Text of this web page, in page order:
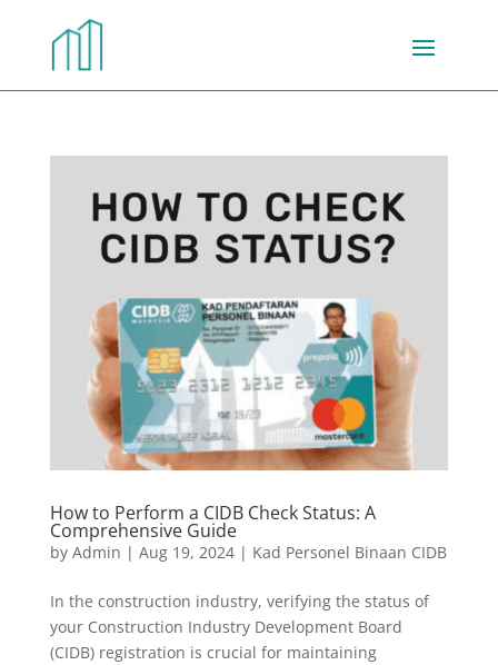
How to Perform a CIDB Check Status: A
Comprehensive Guide
by Admin | Aug 19, 2024| Kad Personel Binaan CIDB
In the construction industry, verifying the status of
your Construction Industry Development Board
(CIDB) registration is crucial for maintaining